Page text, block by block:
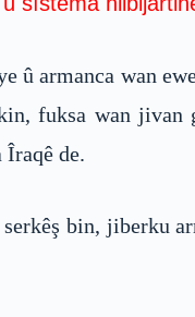
û armanca wan
fuksa wan
de.
bin, jiberku